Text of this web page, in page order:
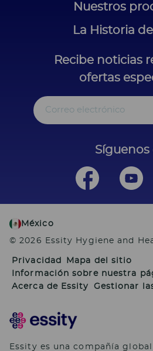
Nuestros
La Historia
Recibe noticias
ofertas
Correo electrónico
Síguenos
México
© 2026 Essity Hygiene and
Privacidad
Mapa del sitio
Información sobre nuestra
Acerca de Essity
Gestionar
Essity es una compañía